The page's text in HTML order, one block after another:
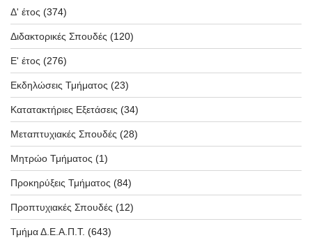
Δ' έτος (374)
Διδακτορικές Σπουδές (120)
Ε' έτος (276)
Εκδηλώσεις Τμήματος (23)
Κατατακτήριες Εξετάσεις (34)
Μεταπτυχιακές Σπουδές (28)
Μητρώο Τμήματος (1)
Προκηρύξεις Τμήματος (84)
Προπτυχιακές Σπουδές (12)
Τμήμα Δ.Ε.Α.Π.Τ. (643)